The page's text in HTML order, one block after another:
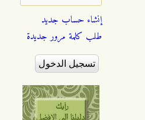
إنشاء حساب جديد
طلب كلمة مرور جديدة